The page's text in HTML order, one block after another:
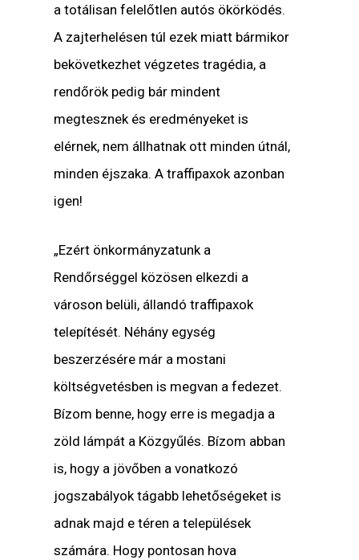
a totálisan felelőtlen autós ökörködés.
A zajterhelésen túl ezek miatt bármikor
bekövetkezhet végzetes tragédia, a
rendőrök pedig bár mindent
megtesznek és eredményeket is
elérnek, nem állhatnak ott minden útnál,
minden éjszaka. A traffipaxok azonban
igen!
„Ezért önkormányzatunk a
Rendőrséggel közösen elkezdi a
városon belüli, állandó traffipaxok
telepítését. Néhány egység
beszerzésére már a mostani
költségvetésben is megvan a fedezet.
Bízom benne, hogy erre is megadja a
zöld lámpát a Közgyűlés. Bízom abban
is, hogy a jövőben a vonatkozó
jogszabályok tágabb lehetőségeket is
adnak majd e téren a települések
számára. Hogy pontosan hova